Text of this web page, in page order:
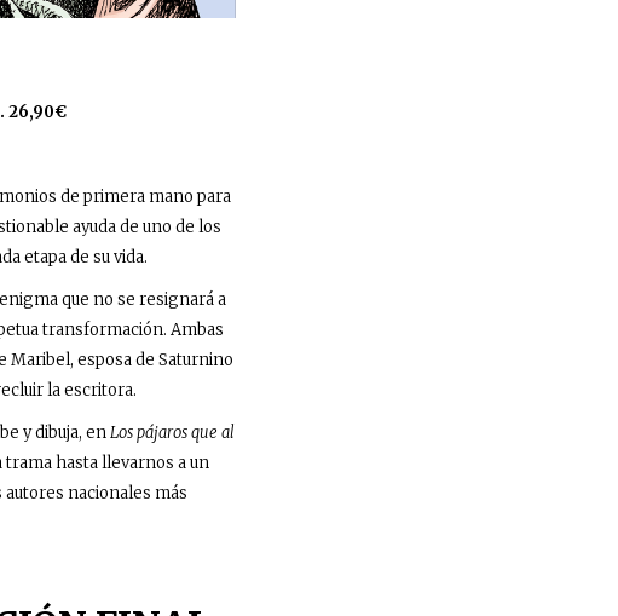
26,90€
de primera mano para
ayuda de uno de los
etapa de su vida.
que no se resignará a
transformación. Ambas
esposa de Saturnino
la escritora.
y dibuja, enLos pájaros que al
hasta llevarnos a un
nacionales más